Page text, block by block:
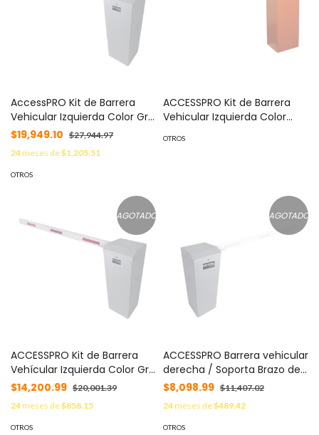
AccessPRO Kit de Barrera
Vehicular Izquierda Color Gris
y Brazo de 3 m MOD: KIT-
$19,949.10 $27,944.97
24meses de$1,205.51
OTROS
ACCESSPRO Kit de Barrera
Vehicular Izquierda Color
3.6 a 5.5 m MOD: KIT-XBS-LNB
OTROS
AGOTADO
ACCESSPRO Kit de Barrera
Vehícular Izquierda Color Gris
y Brazo Ajustable de 3.6 a 5.5
m MOD: KIT-XBS-LB
$14,200.99 $20,001.39
24meses de$858.15
OTROS
AGOTADO
ACCESSPRO Barrera vehicular
derecha / Soporta Brazo de
hasta 3 m / Apertura en 1.5 s
/ Final de Carrera Ajustable
por Programación / MOD:
XBF-3000-R
$8,098.99 $11,407.02
24meses de$489.42
OTROS